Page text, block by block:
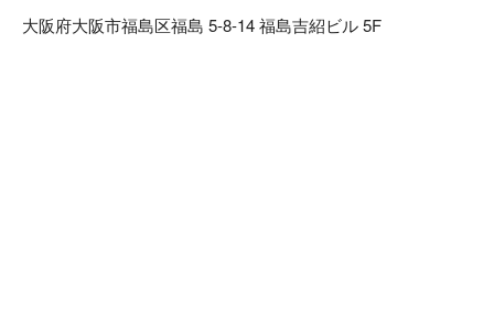
た照明のモダンな空間です。
大阪府大阪市福島区福島 5-8-14 福島吉紹ビル 5F